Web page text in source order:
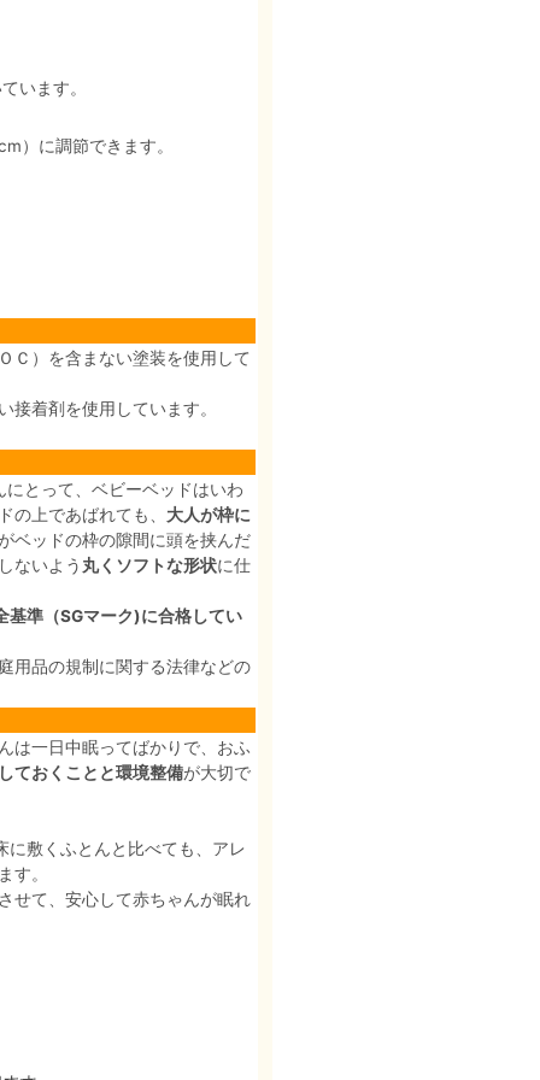
います。
）に調節できます。
Ｃ）を含まない塗装を使用して
着剤を使用しています。
とって、ベビーベッドはいわ
上であばれても、 大人が枠に
ベッドの枠の隙間に頭を挟んだ
ないよう 丸くソフトな形状に仕
基準（SGマーク)に合格してい
用品の規制に関する法律などの
は一日中眠ってばかりで、おふ
ておくことと環境整備が大切で
敷くふとんと比べても、アレ
す。
せて、安心して赤ちゃんが眠れ